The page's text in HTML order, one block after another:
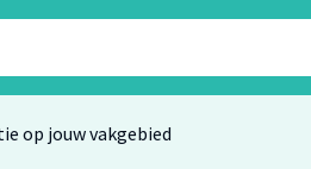
op jouw vakgebied